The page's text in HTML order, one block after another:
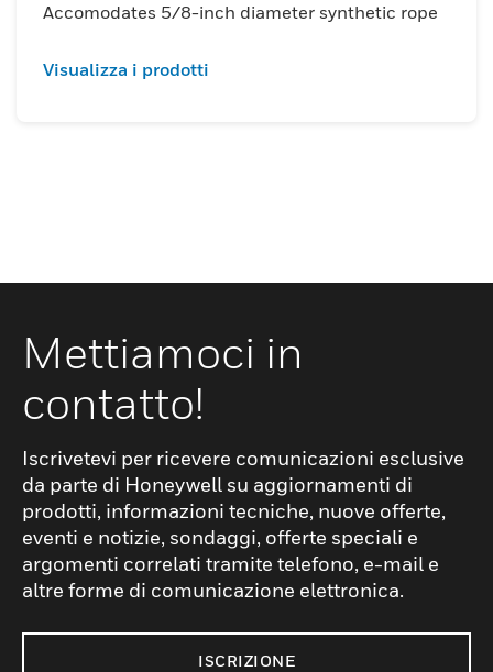
Accomodates 5/8-inch diameter synthetic rope
Visualizza i prodotti
Mettiamoci in
contatto!
Iscrivetevi per ricevere comunicazioni esclusive
da parte di Honeywell su aggiornamenti di
prodotti, informazioni tecniche, nuove offerte,
eventi e notizie, sondaggi, offerte speciali e
argomenti correlati tramite telefono, e-mail e
altre forme di comunicazione elettronica.
ISCRIZIONE